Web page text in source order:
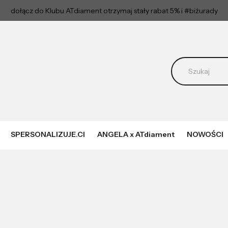
dołącz do Klubu ATdiament otrzymaj stały rabat 5% i #biżurady
SPERSONALIZUJE.CI ANGELA x ATdiament NOWOŚCI